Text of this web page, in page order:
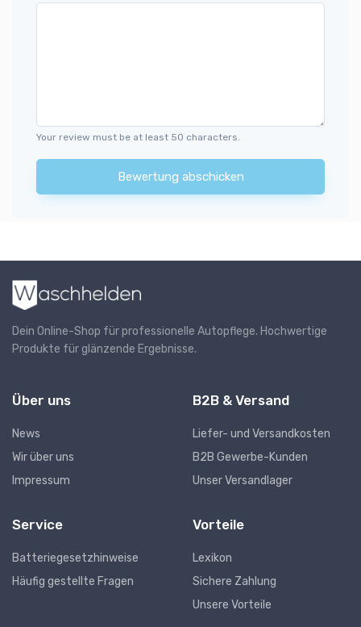
Your review must be at least 50 characters.
Bewertung abschicken
Dein Online-Shop für professionelle Autopflege. Hochwertige
Produkte für glänzende Ergebnisse.
Über uns
News
Wir über uns
Impressum
B2B & Versand
Liefer- und Versandkosten
B2B Gewerbe-Kunden
Unser Versandlager
Service
Batteriegesetzhinweise
Häufig gestellte Fragen
Vorteile
Lexikon
Sichere Zahlung
Unsere Vorteile